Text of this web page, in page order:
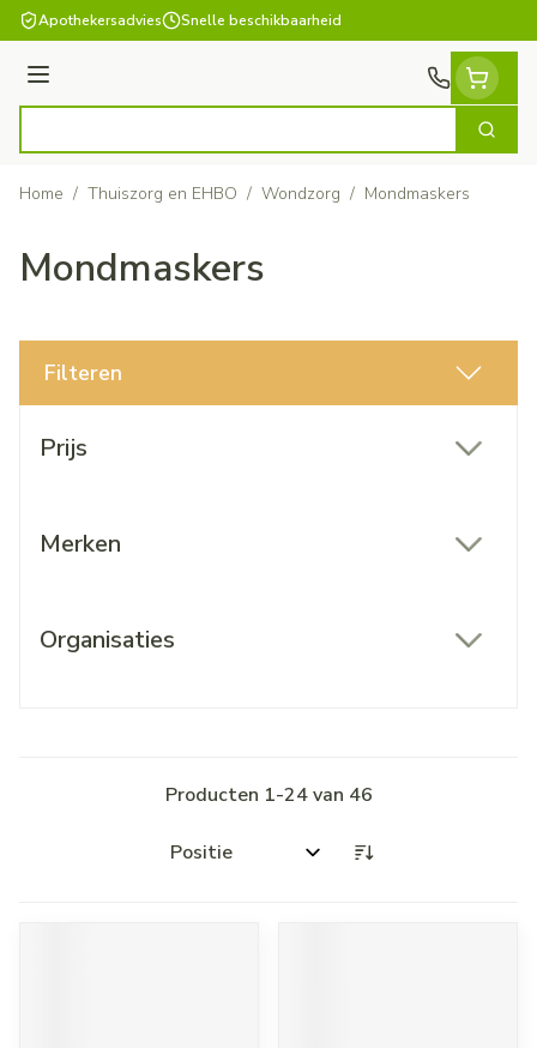
Ga naar de inhoud
Apothekersadvies Snelle beschikbaarheid
Menu
Zoek
Home / Thuiszorg en EHBO / Wondzorg / Mondmaskers
Mondmaskers
Filteren
Prijs
Merken
Organisaties
Producten 1-24van 46
Sorteer op: